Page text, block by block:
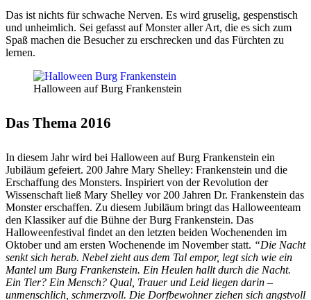
Das ist nichts für schwache Nerven. Es wird gruselig, gespenstisch
und unheimlich. Sei gefasst auf Monster aller Art, die es sich zum
Spaß machen die Besucher zu erschrecken und das Fürchten zu
lernen.
Halloween auf Burg Frankenstein
Das Thema 2016
In diesem Jahr wird bei Halloween auf Burg Frankenstein ein
Jubiläum gefeiert. 200 Jahre Mary Shelley: Frankenstein und die
Erschaffung des Monsters. Inspiriert von der Revolution der
Wissenschaft ließ Mary Shelley vor 200 Jahren Dr. Frankenstein das
Monster erschaffen. Zu diesem Jubiläum bringt das Halloweenteam
den Klassiker auf die Bühne der Burg Frankenstein. Das
Halloweenfestival findet an den letzten beiden Wochenenden im
Oktober und am ersten Wochenende im November statt. “Die Nacht
senkt sich herab. Nebel zieht aus dem Tal empor, legt sich wie ein
Mantel um Burg Frankenstein. Ein Heulen hallt durch die Nacht.
Ein Tier? Ein Mensch? Qual, Trauer und Leid liegen darin –
unmenschlich, schmerzvoll. Die Dorfbewohner ziehen sich angstvoll